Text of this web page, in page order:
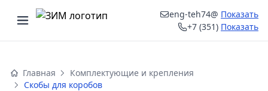
Открыть меню
eng-teh74@ Показать
+7 (351) Показать
меню
Главная
Комплектующие и крепления
Скобы для коробов